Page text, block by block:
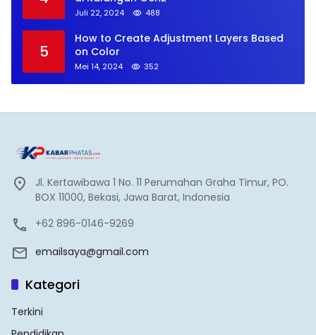
Juli 22, 2024 488
5
How to Create Adjustment Layers Based
on Color
Mei 14, 2024 352
Jl. Kertawibawa 1 No. 11 Perumahan Graha Timur, PO.
BOX 11000, Bekasi, Jawa Barat, Indonesia
+62 896-0146-9269
emailsaya@gmail.com
Kategori
Terkini